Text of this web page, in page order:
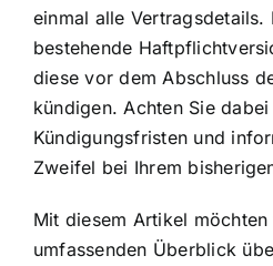
einmal alle
bestehende
diese vor dem Abschluss
kündigen. Achten Sie
Kündigungsfristen und
Zweifel bei Ihrem
Mit diesem Artikel
umfassenden Überblick